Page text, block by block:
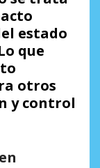
estado
que
otros
y control